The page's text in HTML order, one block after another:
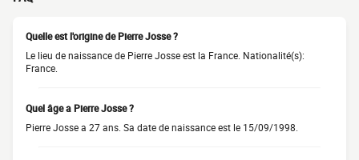
Quelle est l'origine de Pierre Josse ?
Le lieu de naissance de Pierre Josse est la France. Nationalité(s):
France.
Quel âge a Pierre Josse ?
Pierre Josse a 27 ans. Sa date de naissance est le 15/09/1998.